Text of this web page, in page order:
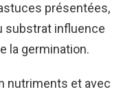
présentées,
substrat influence
la germination.
nutriments et avec